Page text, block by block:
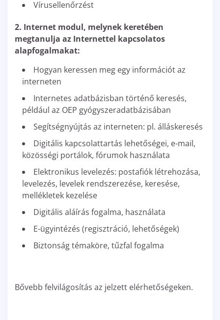
Vírusellenőrzést
2. Internet modul, melynek keretében
megtanulja az Internettel kapcsolatos
alapfogalmakat:
Hogyan keressen meg egy információt az
interneten
Internetes adatbázisban történő keresés,
például az OEP gyógyszeradatbázisában
Segítségnyújtás az interneten: pl. álláskeresés
Digitális kapcsolattartás lehetőségei, e-mail,
közösségi portálok, fórumok használata
Elektronikus levelezés: postafiók létrehozása,
levelezés, levelek rendszerezése, keresése,
mellékletek kezelése
Digitális aláírás fogalma, használata
E-ügyintézés (regisztráció, lehetőségek)
Biztonság témaköre, tűzfal fogalma
Bővebb felvilágosítás az jelzett elérhetőségeken.